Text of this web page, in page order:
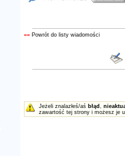
«« Powrót do listy wiadomości
Jeżeli znalazłeś/aś błąd ,
zawartość tej strony i możesz je